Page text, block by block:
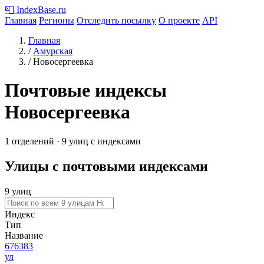
📮 IndexBase.ru
Главная Регионы Отследить посылку О проекте API
Главная
/ Амурская
/ Новосергеевка
Почтовые индексы
Новосергеевка
1 отделений · 9 улиц с индексами
Улицы с почтовыми индексами
9 улиц
Индекс
Тип
Название
676383
ул